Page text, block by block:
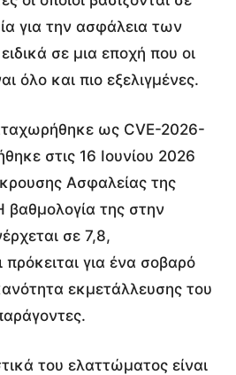
για την ασφάλεια των
σε μια εποχή που οι
όλο και πιο εξελιγμένες.
ως CVE-2026-
στις 16 Ιουνίου 2026
Ασφαλείας της
της στην
σε 7,8,
πρόκειται για ένα σοβαρό
εκμετάλλευσης του
του ελαττώματος είναι